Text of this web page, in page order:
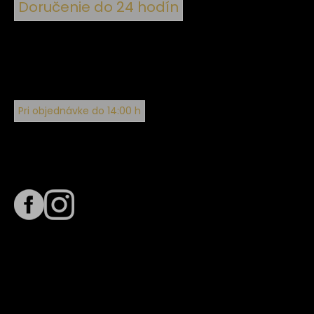
Doručenie do 24 hodín
Pri objednávke do 14:00 h